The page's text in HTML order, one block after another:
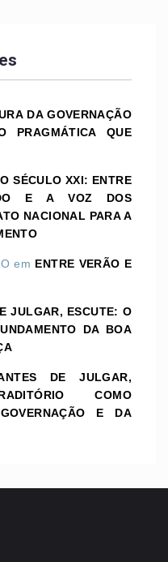
DA GOVERNAÇÃO
PRAGMÁTICA QUE
SÉCULO XXI: ENTRE
E A VOZ DOS
NACIONAL PARA A
em ENTRE VERÃO E
JULGAR, ESCUTE: O
DA BOA
DE JULGAR,
COMO
E DA